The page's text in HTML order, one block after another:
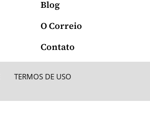
Blog
O Correio
Contato
TERMOS DE USO